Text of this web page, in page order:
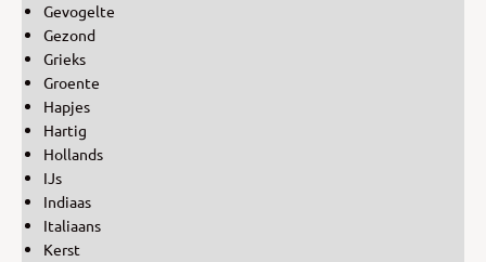
Gevogelte
Gezond
Grieks
Groente
Hapjes
Hartig
Hollands
IJs
Indiaas
Italiaans
Kerst